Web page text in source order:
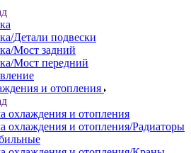
Детали подвески
Мост задний
Мост передний
и отопления
охлаждения и отопления
охлаждения и отопления/Радиаторы